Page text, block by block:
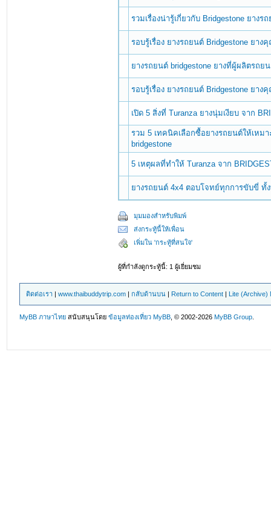
รวมเรื่องน่ารู้เกี่ยวกับ Bridgestone ยาง
รอบรู้เรื่อง ยางรถยนต์ Bridgestone ยา
ยางรถยนต์ bridgestone ยางที่ผู้ผลิตรถยน
รอบรู้เรื่อง ยางรถยนต์ Bridgestone ยา
เปิด 5 สิ่งที่ Turanza ยางนุ่มเงียบ จาก
รวม 5 เทคนิคเลือกซื้อยางรถยนต์ให้เหม
bridgestone
5 เหตุผลที่ทำให้ Turanza จาก
ยางรถยนต์ 4x4 ตอบโจทย์ทุกการขับขี่ ทั้
มุมมองสำหรับพิมพ์
ส่งกระทู้นี้ให้เพื่อน
เพิ่มใน 'กระทู้ที่สนใจ'
ผู้ที่กำลังดูกระทู้นี้: 1 ผู้เยี่ยมชม
ติดต่อเรา |www.thaibuddytrip.com |กลับด้านบน | Return to Content | Lite (Archive)
MyBB ภาษาไทย สนับสนุนโดยข้อมูลท่องเที่ยว MyBB , © 2002-2026MyBB Group